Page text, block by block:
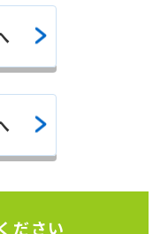
ださい